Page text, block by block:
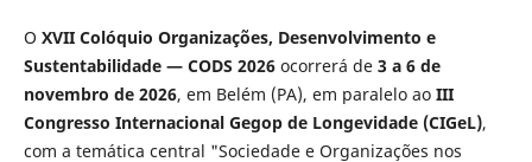
O XVII Colóquio Organizações, Desenvolvimento e
Sustentabilidade — CODS 2026ocorrerá de 3 a 6 de
novembro de 2026, em Belém (PA), em paralelo ao III
Congresso Internacional Gegop de Longevidade(CIGeL),
com a temática central "Sociedade e Organizações nos